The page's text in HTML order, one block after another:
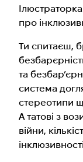
про
Ти спитаєш,
та
система
стереотипи
А татові з
війни,